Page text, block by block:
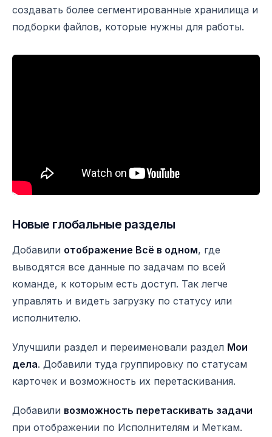
создавать более сегментированные хранилища и
подборки файлов, которые нужны для работы.
Новые глобальные разделы
Добавили отображение Всё в одном, где
выводятся все данные по задачам по всей
команде, к которым есть доступ. Так легче
управлять и видеть загрузку по статусу или
исполнителю.
Улучшили раздел и переименовали раздел Мои
дела. Добавили туда группировку по статусам
карточек и возможность их перетаскивания.
Добавили возможность перетаскивать задачи
при отображении по Исполнителям и Меткам.